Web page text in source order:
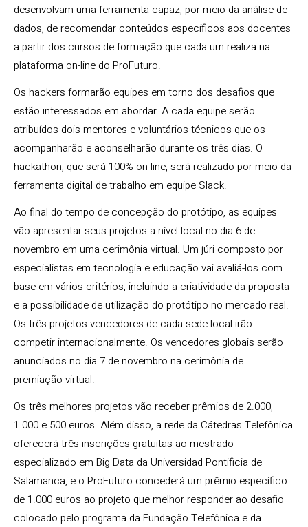
desenvolvam uma ferramenta capaz, por meio da análise de
dados, de recomendar conteúdos específicos aos docentes
a partir dos cursos de formação que cada um realiza na
plataforma on-line do ProFuturo.
Os hackers formarão equipes em torno dos desafios que
estão interessados em abordar. A cada equipe serão
atribuídos dois mentores e voluntários técnicos que os
acompanharão e aconselharão durante os três dias. O
hackathon, que será 100% on-line, será realizado por meio da
ferramenta digital de trabalho em equipe Slack.
Ao final do tempo de concepção do protótipo, as equipes
vão apresentar seus projetos a nível local no dia 6 de
novembro em uma cerimônia virtual. Um júri composto por
especialistas em tecnologia e educação vai avaliá-los com
base em vários critérios, incluindo a criatividade da proposta
e a possibilidade de utilização do protótipo no mercado real.
Os três projetos vencedores de cada sede local irão
competir internacionalmente. Os vencedores globais serão
anunciados no dia 7 de novembro na cerimônia de
premiação virtual.
Os três melhores projetos vão receber prêmios de 2.000,
1.000 e 500 euros. Além disso, a rede da Cátedras Telefônica
oferecerá três inscrições gratuitas ao mestrado
especializado em Big Data da Universidad Pontificia de
Salamanca, e o ProFuturo concederá um prêmio específico
de 1.000 euros ao projeto que melhor responder ao desafio
colocado pelo programa da Fundação Telefônica e da